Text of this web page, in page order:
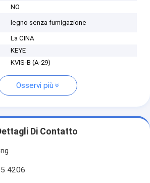
NO
legno senza fumigazione
La CINA
KEYE
KVIS-B (A-29)
Osservi più
Di Contatto
4206